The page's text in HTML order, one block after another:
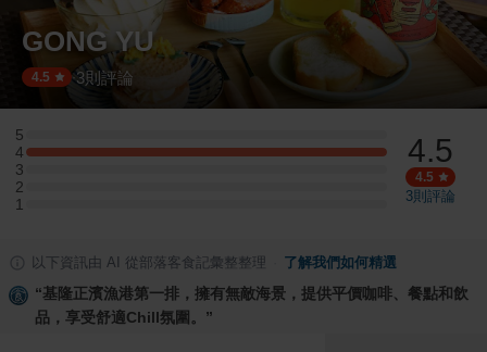
GONG YU
4.5 ·3則評論
5
5 星：0 則評論
4
4 星：1 則評論
3
3 星：0 則評論
2
2 星：0 則評論
1
1 星：0 則評論
4.5
4.5
3則評論
以下資訊由 AI 從部落客食記彙整整理 了解我們如何精選
“基隆正濱漁港第一排，擁有無敵海景，提供平價咖啡、餐點和飲
品，享受舒適Chill氛圍。 ”